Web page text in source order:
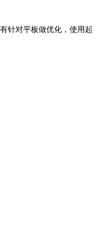
针对平板做优化，使用起